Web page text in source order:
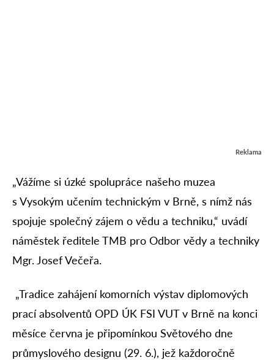
Reklama
„Vážíme si úzké spolupráce našeho muzea
s Vysokým učením technickým v Brně, s nímž nás
spojuje společný zájem o vědu a techniku,“ uvádí
náměstek ředitele TMB pro Odbor vědy a techniky
Mgr. Josef Večeřa.
„Tradice zahájení komorních výstav diplomových
prací absolventů OPD ÚK FSI VUT v Brně na konci
měsíce června je připomínkou Světového dne
průmyslového designu (29. 6.), jež každoročně